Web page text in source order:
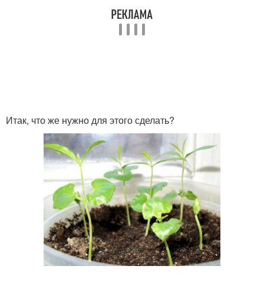
Итак, что же нужно для этого сделать?